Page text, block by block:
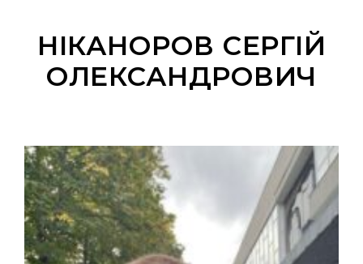
НІКАНОРОВ СЕРГІЙ
ОЛЕКСАНДРОВИЧ